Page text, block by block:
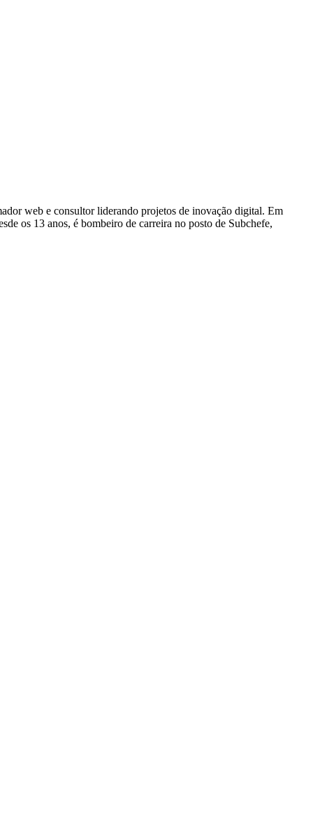
web e consultor liderando projetos de inovação digital. Em
os 13 anos, é bombeiro de carreira no posto de Subchefe,